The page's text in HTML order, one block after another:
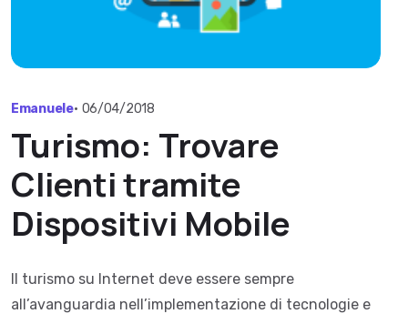
Emanuele• 06/04/2018
Turismo: Trovare
Clienti tramite
Dispositivi Mobile
Il turismo su Internet deve essere sempre
all’avanguardia nell’implementazione di tecnologie e